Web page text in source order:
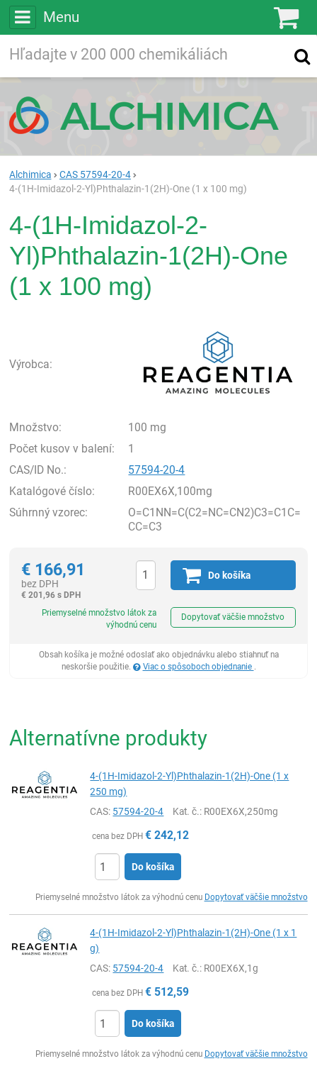
Menu
Vyhľadávanie
Alchimica
CAS 57594-20-4
4-(1H-Imidazol-2-Yl)Phthalazin-1(2H)-One (1 x 100 mg)
4-(1H-Imidazol-2-
Yl)Phthalazin-1(2H)-One
(1 x 100 mg)
Výrobca:
Množstvo:
100 mg
Počet kusov v balení:
1
CAS/ID No.:
57594-20-4
Katalógové číslo:
R00EX6X,100mg
Súhrnný vzorec:
O=C1NN=C(C2=NC=CN2)C3=C1C=
CC=C3
€ 166,91
bez DPH
€ 201,96 s DPH
Do košíka
Priemyselné množstvo látok za
výhodnú cenu
Dopytovať väčšie množstvo
Obsah košíka je možné odoslať ako objednávku alebo stiahnuť na
neskoršie použitie.
Viac o spôsoboch objednanie .
Alternatívne produkty
4-(1H-Imidazol-2-Yl)Phthalazin-1(2H)-One (1 x
250 mg)
CAS: 57594-20-4 Kat. č.: R00EX6X,250mg
cena bez DPH € 242,12
Do košíka
Priemyselné množstvo látok za výhodnú cenu Dopytovať väčšie množstvo
4-(1H-Imidazol-2-Yl)Phthalazin-1(2H)-One (1 x 1
g)
CAS: 57594-20-4 Kat. č.: R00EX6X,1g
cena bez DPH € 512,59
Do košíka
Priemyselné množstvo látok za výhodnú cenu Dopytovať väčšie množstvo